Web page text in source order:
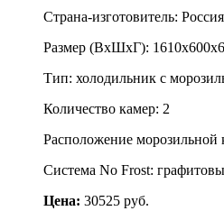
Страна-изготовитель: Россия
Размер (ВхШхГ):
Тип: холодильник с
Количество камер: 2
Расположение
Система No Frost:
Цена: 30525 руб.